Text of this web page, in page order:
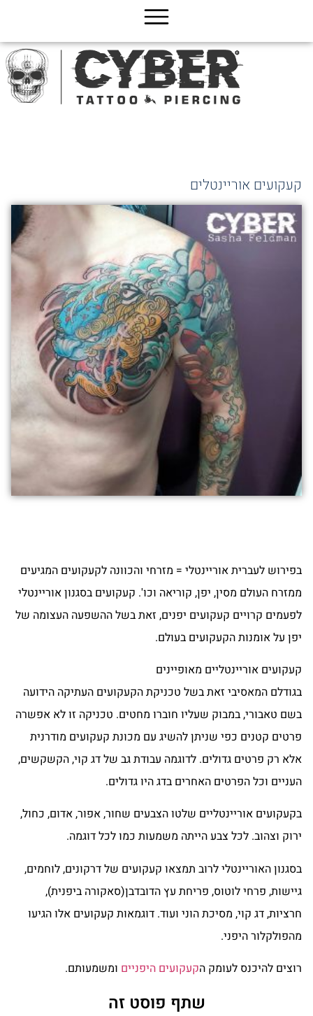
קעקועים אוריינטלים
בפירוש לעברית אוריינטלי = מזרחי והכוונה לקעקועים המגיעים
ממזרח העולם מסין, יפן, קוריאה וכו'. קעקועים בסגנון אוריינטלי
לפעמים קרויים קעקועים יפנים, זאת בשל ההשפעה העצומה של
יפן על אומנות הקעקועים בעולם.
קעקועים אוריינטליים מאופיינים
בגודלם המאסיבי זאת בשל טכניקת הקעקועים העתיקה הידועה
בשם טאבורי, במבוק שעליו חוברו מחטים. טכניקה זו לא אפשרה
פרטים קטנים כפי שניתן להשיג עם מכונת קעקועים מודרנית
אלא רק פרטים גדולים. לדוגמה עבודת גב של דג קוי, הקשקשים,
העניים וכל הפרטים האחרים בדג היו גדולים.
בקעקועים אוריינטליים שלטו הצבעים שחור, אפור, אדום, כחול,
ירוק וצהוב. לכל צבע הייתה משמעות כמו לכל דוגמה.
בסגנון האוריינטלי לרוב תמצאו קעקועים של דרקונים, לוחמים,
גיישות, פרחי לוטוס, פריחת עץ הדובדבן(סאקורה ביפנית),
חרציות, דג קוי, מסיכת הוני ועוד. דוגמאות קעקועים אלו הגיעו
מהפולקלור היפני.
רוצים להיכנס לעומק הקעקועים היפנייםומשמעותם.
שתף פוסט זה